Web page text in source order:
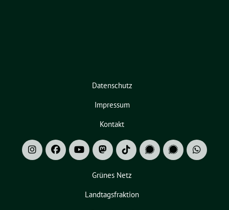
Datenschutz
Impressum
Kontakt
Grünes Netz
Landtagsfraktion